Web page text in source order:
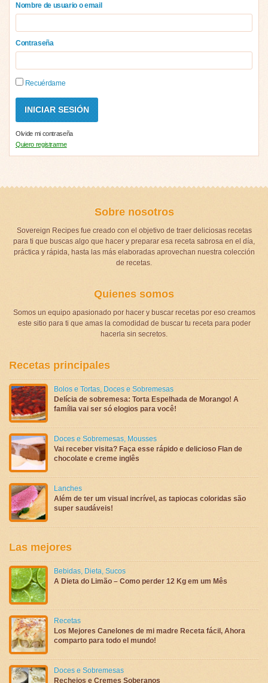
Nombre de usuario o email
Contraseña
Recuérdame
Olvide mi contraseña
Quiero registrarme
Sobre nosotros
Sovereign Recipes fue creado con el objetivo de traer deliciosas recetas
para ti que buscas algo que hacer y preparar esa receta sabrosa en el día,
práctica y rápida, hasta las más elaboradas aprovechan nuestra colección
de recetas.
Quienes somos
Somos un equipo apasionado por hacer y buscar recetas por eso creamos
este sitio para ti que amas la comodidad de buscar tu receta para poder
hacerla sin secretos.
Recetas principales
Bolos e Tortas, Doces e Sobremesas
Delícia de sobremesa: Torta Espelhada de Morango! A
família vai ser só elogios para você!
Doces e Sobremesas, Mousses
Vai receber visita? Faça esse rápido e delicioso Flan de
chocolate e creme inglês
Lanches
Além de ter um visual incrível, as tapiocas coloridas são
super saudáveis!
Las mejores
Bebidas, Dieta, Sucos
A Dieta do Limão – Como perder 12 Kg em um Mês
Recetas
Los Mejores Canelones de mi madre Receta fácil, Ahora
comparto para todo el mundo!
Doces e Sobremesas
Recheios e Cremes Soberanos